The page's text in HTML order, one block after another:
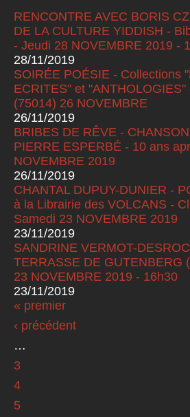
RENCONTRE AVEC BORIS
DE LA CULTURE YIDDISH -
- Jeudi 28 NOVEMBRE 2019 -
28/11/2019
SOIRÉE POÉSIE - Collections
ECRITES" et "ANTHOLOGIES"
(75014) 26 NOVEMBRE
26/11/2019
BRIBES DE RÊVE -
PIERRE ESPERBÉ - 10 ans
NOVEMBRE 2019
26/11/2019
CHANTAL DUPUY-DUNIER -
à la Librairie des VOLCANS -
Samedi 23 NOVEMBRE 2019
23/11/2019
SANDRINE VERMOT-
TERRASSE DE GUTENBERG
23 NOVEMBRE 2019 - 16h30
23/11/2019
Pages
« premier
‹ précédent
…
3
4
5